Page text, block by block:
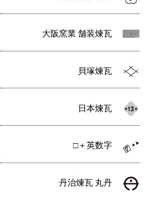
大阪窯業 舗装煉瓦
貝塚煉瓦
日本煉瓦
□＋英数字
丹治煉瓦 丸丹